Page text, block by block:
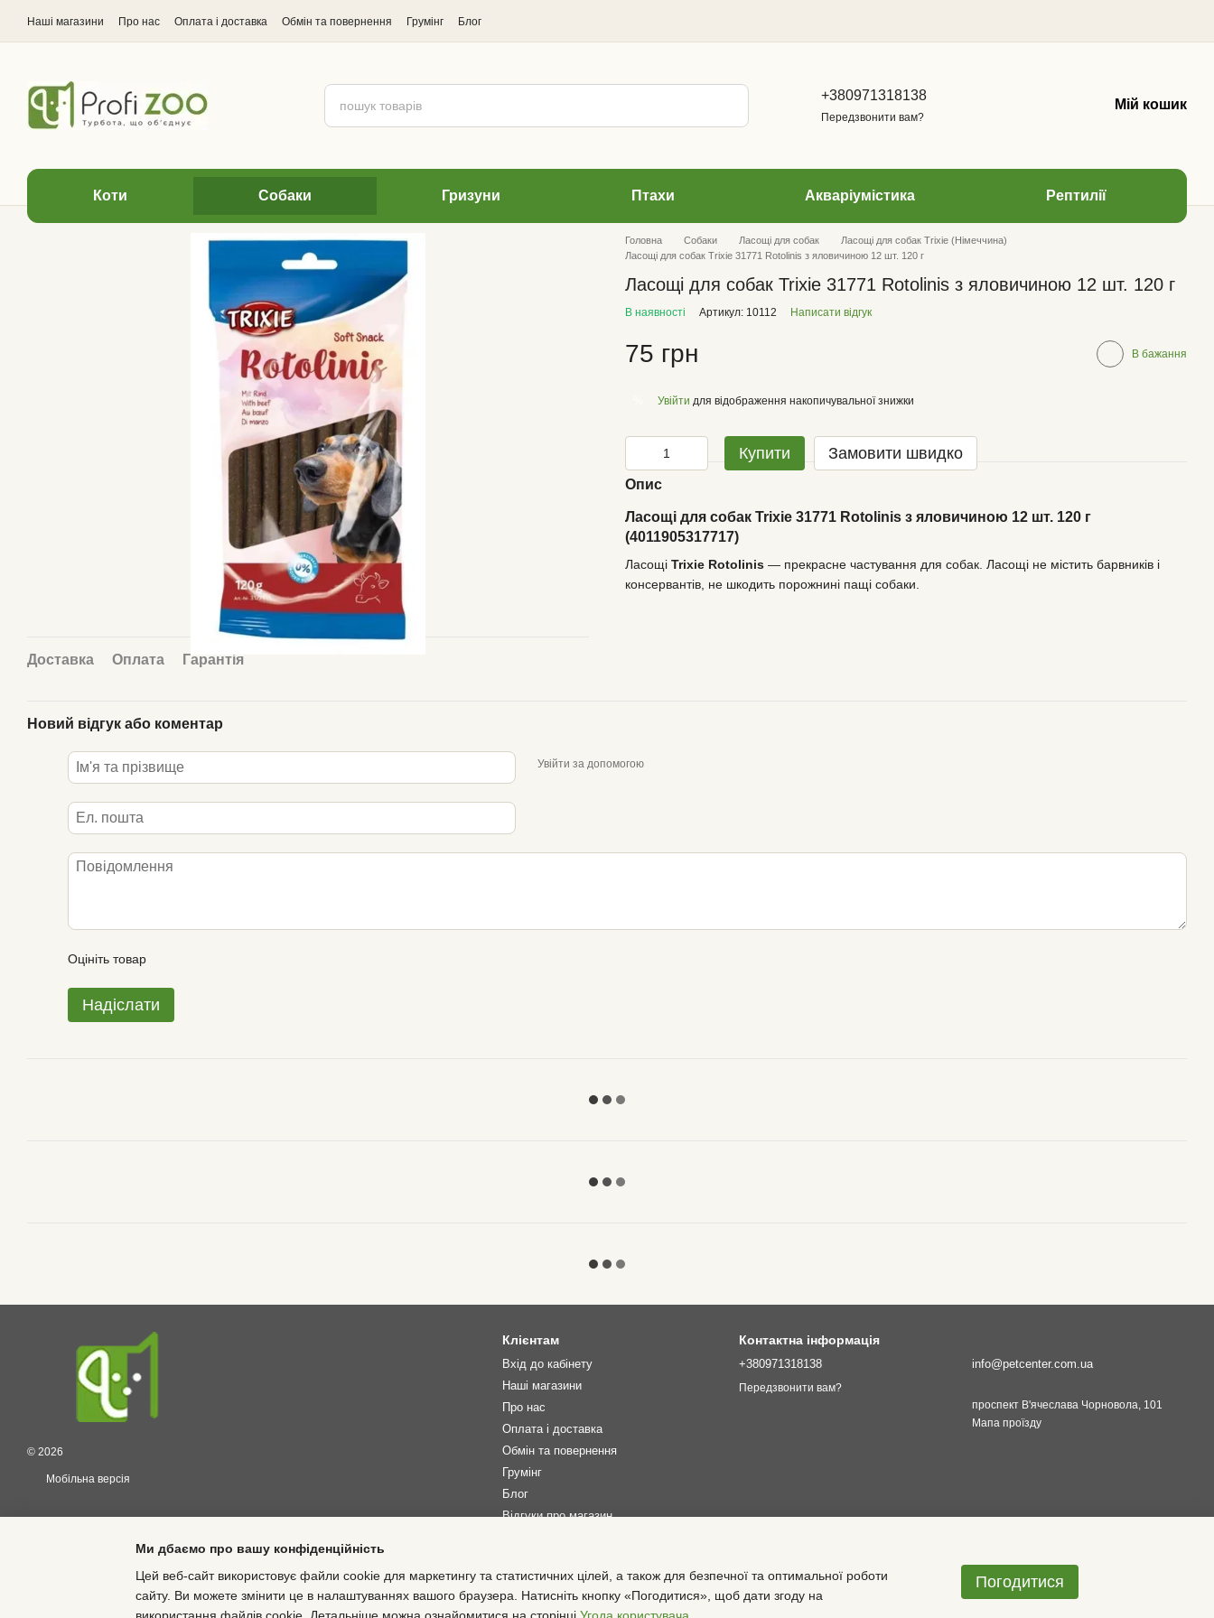
Наші магазини Про нас Оплата і доставка Обмін та повернення Грумінг
Блог
+380971318138
Передзвонити вам?
Мій кошик
Коти Cобаки Гризуни Птахи Акваріумістика Рептилії
Доставка Оплата Гарантія
Головна Cобаки Ласощі для собак
Ласощі для собак Trixie (Німеччина)
Ласощі для собак Trixie 31771 Rotolinis з яловичиною 12 шт. 120 г
Ласощі для собак Trixie 31771 Rotolinis з яловичиною 12 шт. 120 г
В наявності Артикул: 10112 Написати відгук
75 грн В бажання
Увійти для відображення накопичувальної знижки
Купити Замовити швидко
Опис
Ласощі для собак Trixie 31771 Rotolinis з яловичиною 12 шт. 120 г
(4011905317717)
Ласощі Trixie Rotolinis — прекрасне частування для собак. Ласощі не містить барвників і
консервантів, не шкодить порожнині пащі собаки.
Новий відгук або коментар
Увійти за допомогою
Оцініть товар
Надіслати
© 2026
Мобільна версія
Клієнтам
Вхід до кабінету
Наші магазини
Про нас
Оплата і доставка
Обмін та повернення
Грумінг
Блог
Відгуки про магазин
Контактна інформація
+380971318138
Передзвонити вам?
info@petcenter.com.ua
проспект В'ячеслава Чорновола, 101
Мапа проїзду
Ми дбаємо про вашу конфіденційність
Цей веб-сайт використовує файли cookie для маркетингу та статистичних цілей, а також для безпечної та оптимальної роботи
сайту. Ви можете змінити це в налаштуваннях вашого браузера. Натисніть кнопку «Погодитися», щоб дати згоду на
Погодитися